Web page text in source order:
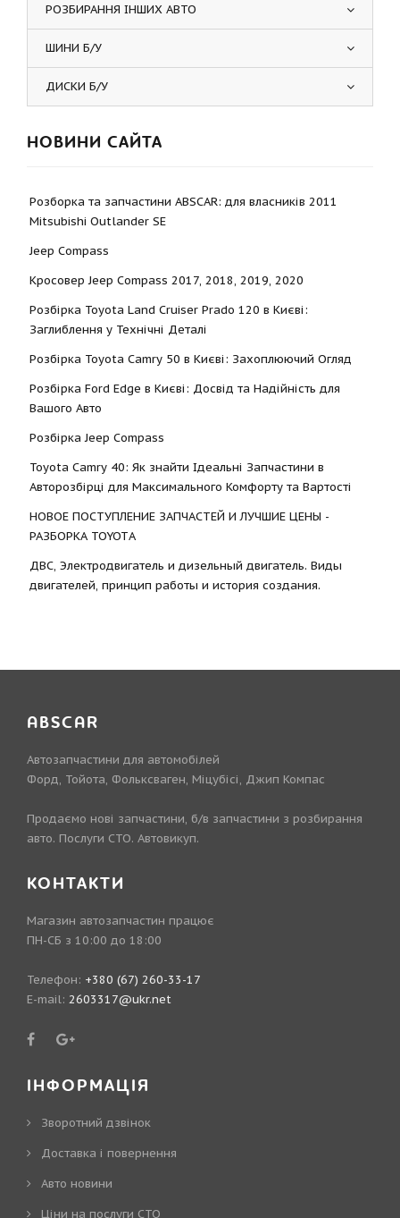
РОЗБИРАННЯ ІНШИХ АВТО
ШИНИ Б/У
ДИСКИ Б/У
НОВИНИ САЙТА
Розборка та запчастини ABSCAR: для власників 2011
Mitsubishi Outlander SE
Jeep Compass
Кросовер Jeep Compass 2017, 2018, 2019, 2020
Розбірка Toyota Land Cruiser Prado 120 в Києві:
Заглиблення у Технічні Деталі
Розбірка Toyota Camry 50 в Києві: Захоплюючий Огляд
Розбірка Ford Edge в Києві: Досвід та Надійність для
Вашого Авто
Розбірка Jeep Compass
Toyota Camry 40: Як знайти Ідеальні Запчастини в
Авторозбірці для Максимального Комфорту та Вартості
НОВОЕ ПОСТУПЛЕНИЕ ЗАПЧАСТЕЙ И ЛУЧШИЕ ЦЕНЫ -
РАЗБОРКА TOYOTА
ДВС, Электродвигатель и дизельный двигатель. Виды
двигателей, принцип работы и история создания.
ABSCAR
Автозапчастини для автомобілей
Форд, Тойота, Фольксваген, Міцубісі, Джип Компас
Продаємо нові запчастини, б/в запчастини з розбирання
авто. Послуги СТО. Автовикуп.
КОНТАКТИ
Магазин автозапчастин працює
ПН-СБ з 10:00 до 18:00
Телефон: +380 (67) 260-33-17
E-mail: 2603317@ukr.net
ІНФОРМАЦІЯ
Зворотний дзвінок
Доставка і повернення
Авто новини
Ціни на послуги СТО